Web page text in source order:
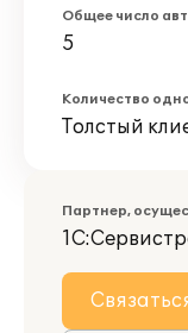
Общее число
5
Количество
Толстый
Партнер,